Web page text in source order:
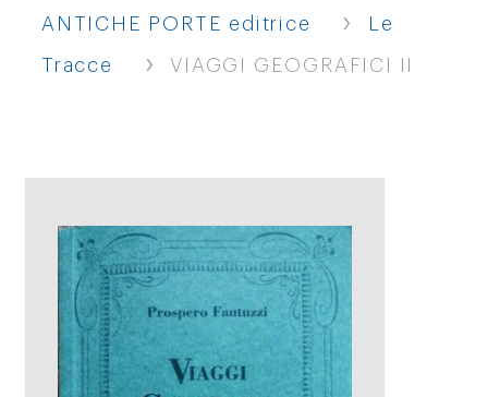
ANTICHE PORTE editrice › Le
Tracce › VIAGGI GEOGRAFICI II